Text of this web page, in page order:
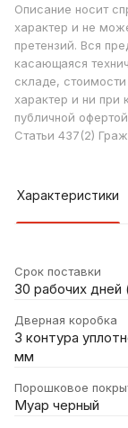
Описание носит
характер и не
претензий. Вся
касающаяся
складе,
характер и ни при
публичной
Статьи 437(2)
Характеристики
Срок поставки
30 рабочих дней
Дверная коробка
3 контура
мм
Порошковое
Муар черный